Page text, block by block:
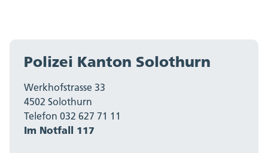
Polizei Kanton Solothurn
Werkhofstrasse 33
4502 Solothurn
Telefon 032 627 71 11
Im Notfall 117